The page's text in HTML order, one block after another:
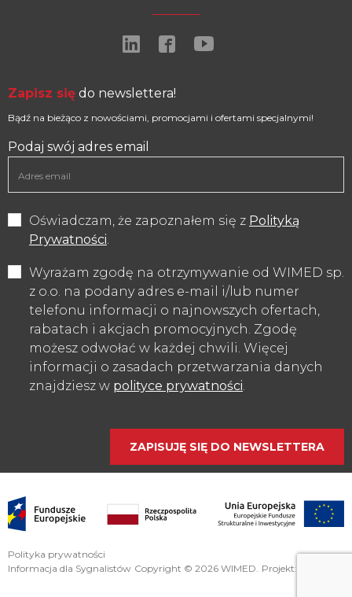
Zapisz się do newslettera!
Bądź na bieżąco z nowościami, promocjami i ofertami specjalnymi!
Podaj swój adres email
Oświadczam, że zapoznałem się z Polityką
Prywatności.
Wyrażam zgodę na otrzymywanie od WIMED sp.
z o.o. na podany adres e-mail i/lub numer
telefonu informacji o najnowszych ofertach,
rabatach i akcjach promocyjnych. Zgodę
możesz odwołać w każdej chwili. Więcej
informacji o zasadach przetwarzania danych
znajdziesz w polityce prywatności.
Polityka prywatności
Informacja dla Sygnalistów Copyright © 2026 WIMED. Projekt: